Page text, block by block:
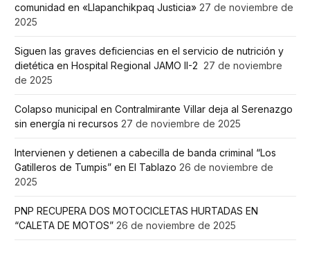
comunidad en «Llapanchikpaq Justicia» 27 de noviembre de
2025
Siguen las graves deficiencias en el servicio de nutrición y
dietética en Hospital Regional JAMO II-2 27 de noviembre
de 2025
Colapso municipal en Contralmirante Villar deja al Serenazgo
sin energía ni recursos 27 de noviembre de 2025
Intervienen y detienen a cabecilla de banda criminal “Los
Gatilleros de Tumpis” en El Tablazo 26 de noviembre de
2025
PNP RECUPERA DOS MOTOCICLETAS HURTADAS EN
“CALETA DE MOTOS” 26 de noviembre de 2025